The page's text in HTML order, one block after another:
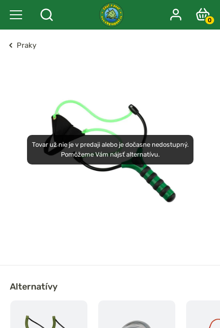
0
Praky
Tovar už nie je v predaji alebo je dočasne nedostupný.
Pomôžeme Vám nájsť alternatívu.
Alternatívy